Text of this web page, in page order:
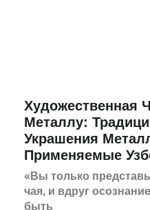
Художественная
Металлу:
Украшения
Применяемые
«Вы только
чая, и вдруг
быть